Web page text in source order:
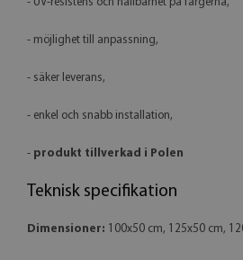
- UV-resistens och hållbarhet på färgerna,
- möjlighet till anpassning,
- säker leverans,
- enkel och snabb installation,
- produkt tillverkad i Polen
Teknisk specifikation
Dimensioner: 100x50 cm, 125x50 cm,